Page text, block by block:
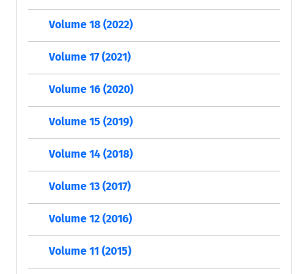
Volume 18 (2022)
Volume 17 (2021)
Volume 16 (2020)
Volume 15 (2019)
Volume 14 (2018)
Volume 13 (2017)
Volume 12 (2016)
Volume 11 (2015)